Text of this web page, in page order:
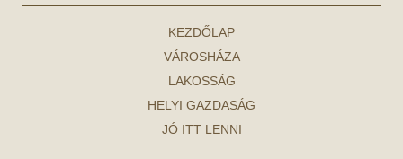
KEZDŐLAP
VÁROSHÁZA
LAKOSSÁG
HELYI GAZDASÁG
JÓ ITT LENNI